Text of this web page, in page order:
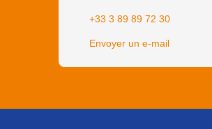
+33 3 89 89 72 30
Envoyer un e-mail